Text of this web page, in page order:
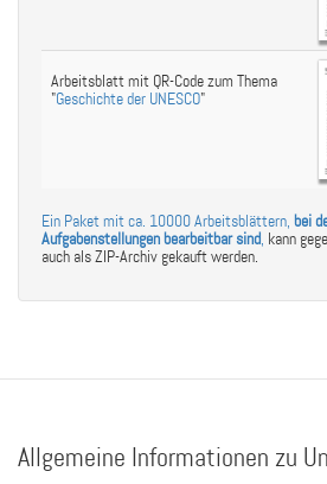
Arbeitsblatt mit QR-Code zum Thema
"Geschichte der UNESCO"
Ein Paket mit ca. 10000 Arbeitsblättern, bei
Aufgabenstellungen bearbeitbar sind, kann
auch als ZIP-Archiv gekauft werden.
Allgemeine Informationen zu